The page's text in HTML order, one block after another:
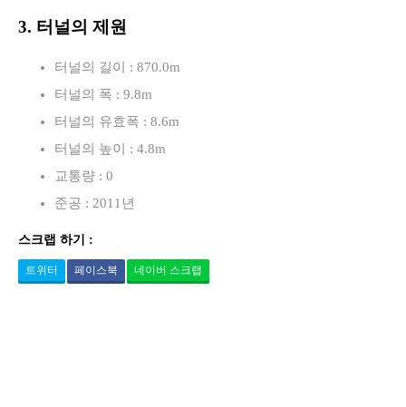
3. 터널의 제원
터널의 길이 : 870.0m
터널의 폭 : 9.8m
터널의 유효폭 : 8.6m
터널의 높이 : 4.8m
교통량 : 0
준공 : 2011년
스크랩 하기 :
트위터 페이스북 네이버 스크랩